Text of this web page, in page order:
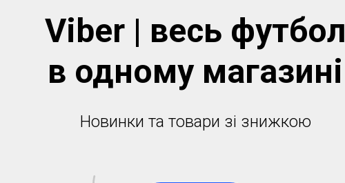
Viber | весь футбол
в одному магазинi
Новинки та товари зі знижкою